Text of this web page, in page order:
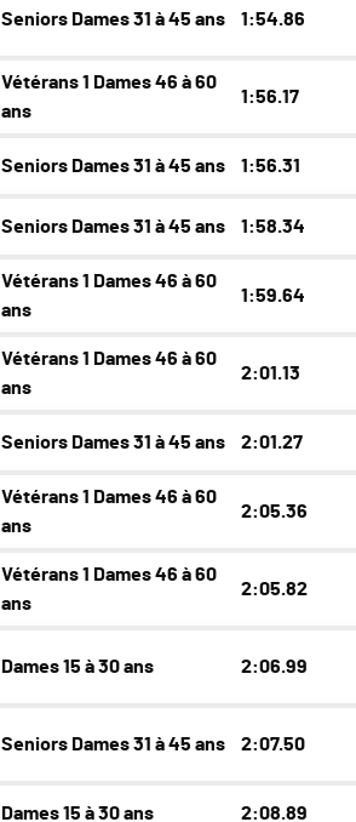
Seniors Dames 31 à 45 ans 1:54.86
Vétérans 1 Dames 46 à 60
ans
1:56.17
Seniors Dames 31 à 45 ans 1:56.31
Seniors Dames 31 à 45 ans 1:58.34
Vétérans 1 Dames 46 à 60
ans
1:59.64
Vétérans 1 Dames 46 à 60
ans
2:01.13
Seniors Dames 31 à 45 ans 2:01.27
Vétérans 1 Dames 46 à 60
ans
2:05.36
Vétérans 1 Dames 46 à 60
ans
2:05.82
Dames 15 à 30 ans 2:06.99
Seniors Dames 31 à 45 ans 2:07.50
Dames 15 à 30 ans 2:08.89